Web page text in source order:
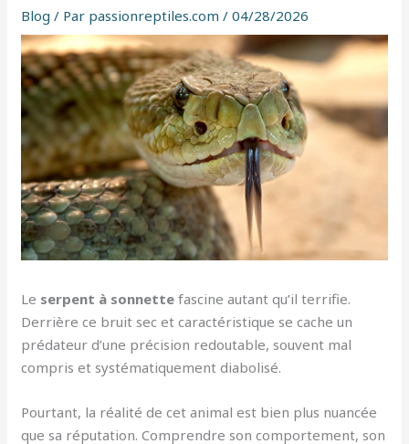
Blog / Par passionreptiles.com/04/28/2026
Le serpent à sonnette fascine autant qu’il terrifie.
Derrière ce bruit sec et caractéristique se cache un
prédateur d’une précision redoutable, souvent mal
compris et systématiquement diabolisé.
Pourtant, la réalité de cet animal est bien plus nuancée
que sa réputation. Comprendre son comportement, son